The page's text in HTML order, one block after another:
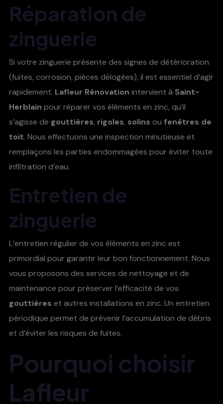
Réparation de
zinguerie
Si votre zinguerie présente des signes de détérioration
(fuites, corrosion, pièces délogées), il est essentiel d’agir
rapidement. Lafleur Rénovation intervient à Saint-
Herblain pour réparer vos éléments en zinc, qu’il
s’agisse de gouttières, rigoles, solins ou fenêtres de
toit. Nous effectuons une inspection minutieuse et
remplaçons les parties endommagées pour éviter toute
infiltration d’eau.
Entretien de
zinguerie
L’entretien régulier de vos éléments en zinc est
primordial pour garantir leur bon fonctionnement. Nous
vous proposons des services de nettoyage et de
maintenance pour préserver l’efficacité de vos
gouttières et autres installations en zinc. Un entretien
périodique permet de prévenir l’accumulation de débris
et d’éviter les risques de fuites.
Pourquoi choisir
Lafleur